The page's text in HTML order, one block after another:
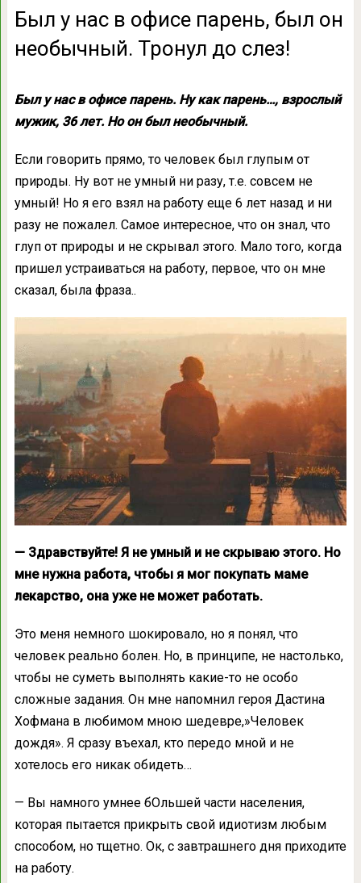
Был у нас в офисе парень, был он
необычный. Тронул до слез!
Был у нас в офисе парень. Ну как парень…, взрослый
мужик, 36 лет. Но он был необычный.
Если говорить прямо, то человек был глупым от
природы. Ну вот не умный ни разу, т.е. совсем не
умный! Но я его взял на работу еще 6 лет назад и ни
разу не пожалел. Самое интересное, что он знал, что
глуп от природы и не скрывал этого. Мало того, когда
пришел устраиваться на работу, первое, что он мне
сказал, была фраза..
— Здравствуйте! Я не умный и не скрываю этого. Но
мне нужна работа, чтобы я мог покупать маме
лекарство, она уже не может работать.
Это меня немного шокировало, но я понял, что
человек реально болен. Но, в принципе, не настолько,
чтобы не суметь выполнять какие-то не особо
сложные задания. Он мне напомнил героя Дастина
Хофмана в любимом мною шедевре,»Человек
дождя». Я сразу въехал, кто передо мной и не
хотелось его никак обидеть…
— Вы намного умнее бОльшей части населения,
которая пытается прикрыть свой идиотизм любым
способом, но тщетно. Ок, с завтрашнего дня приходите
на работу.